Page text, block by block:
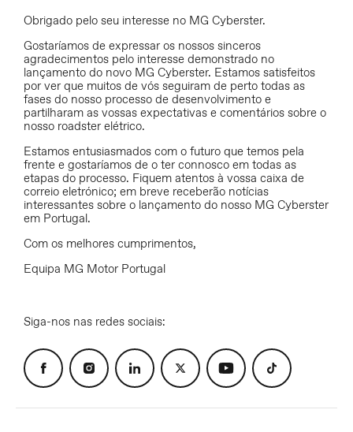
Obrigado pelo seu interesse no MG Cyberster.
Gostaríamos de expressar os nossos sinceros
agradecimentos pelo interesse demonstrado no
lançamento do novo MG Cyberster. Estamos satisfeitos
por ver que muitos de vós seguiram de perto todas as
fases do nosso processo de desenvolvimento e
partilharam as vossas expectativas e comentários sobre o
nosso roadster elétrico.
Estamos entusiasmados com o futuro que temos pela
frente e gostaríamos de o ter connosco em todas as
etapas do processo. Fiquem atentos à vossa caixa de
correio eletrónico; em breve receberão notícias
interessantes sobre o lançamento do nosso MG Cyberster
em Portugal.
Com os melhores cumprimentos,
Equipa MG Motor Portugal
Siga-nos nas redes sociais: